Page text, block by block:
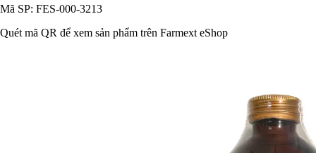
Mã SP: FES-000-3213
Quét mã QR để xem sản phẩm trên Farmext eShop